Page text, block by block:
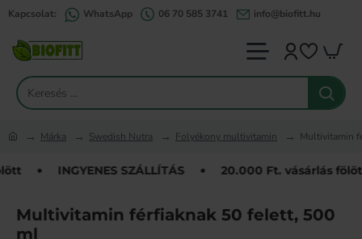
Kapcsolat: WhatsApp 06 70 585 3741 info@biofitt.hu
Keresés
Márka Swedish Nutra Folyékony multivitamin Multivitamin
INGYENES SZÁLLÍTÁS 20.000 Ft. vásárlás fölött
Multivitamin férfiaknak 50 felett, 500
ml